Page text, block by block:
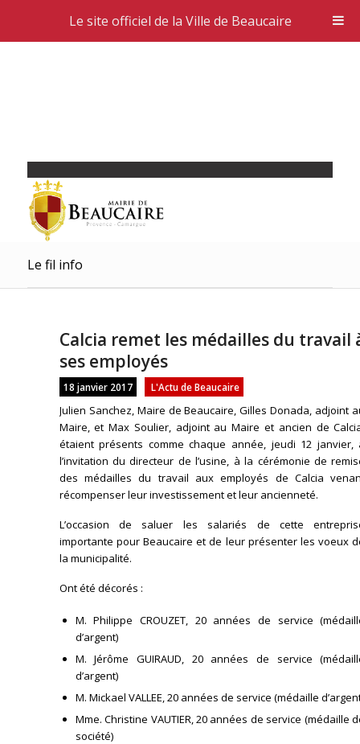
Le fil info
Calcia remet les médailles du travail
ses employés
18 janvier 2017 L'Actu de Beaucaire
Julien Sanchez, Maire de Beaucaire, Gilles Donada, adjoint
Maire, et Max Soulier, adjoint au Maire et ancien de
étaient présents comme chaque année, jeudi 12 janvier,
l’invitation du directeur de l’usine, à la cérémonie de
des médailles du travail aux employés de Calcia
récompenser leur investissement et leur ancienneté.
L’occasion de saluer les salariés de cette
importante pour Beaucaire et de leur présenter les voeux
la municipalité.
Ont été décorés :
M. Philippe CROUZET, 20 années de service
d’argent)
M. Jérôme GUIRAUD, 20 années de service
d’argent)
M. Mickael VALLEE, 20 années de service (médaille
Mme. Christine VAUTIER, 20 années de service (médaille
société)
Le site officiel de la Ville de Beaucaire